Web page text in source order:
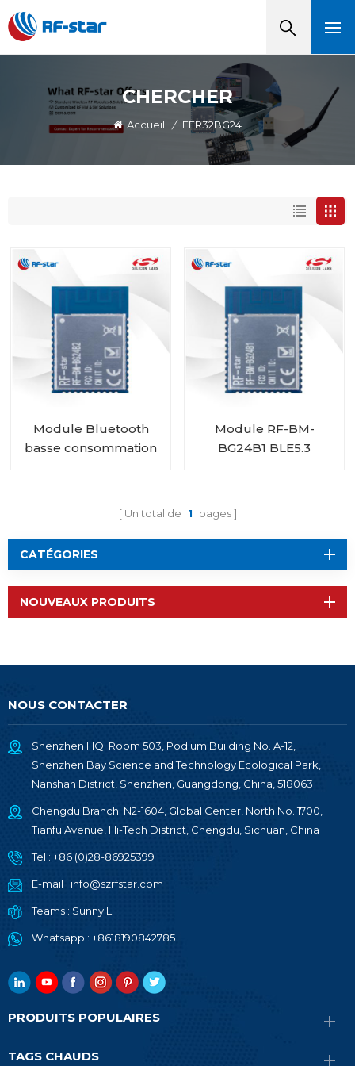
CHERCHER
Accueil / EFR32BG24
Module Bluetooth
basse consommation
Module RF-BM-
BG24B1 BLE5.3
Un total de 1 pages
CATÉGORIES
NOUVEAUX PRODUITS
NOUS CONTACTER
Shenzhen HQ: Room 503, Podium Building No. A-12,
Shenzhen Bay Science and Technology Ecological Park,
Nanshan District, Shenzhen, Guangdong, China, 518063
Chengdu Branch: N2-1604, Global Center, North No. 1700,
Tianfu Avenue, Hi-Tech District, Chengdu, Sichuan, China
Tel : +86 (0)28-86925399
E-mail : info@szrfstar.com
Teams : Sunny Li
Whatsapp : +8618190842785
PRODUITS POPULAIRES
TAGS CHAUDS